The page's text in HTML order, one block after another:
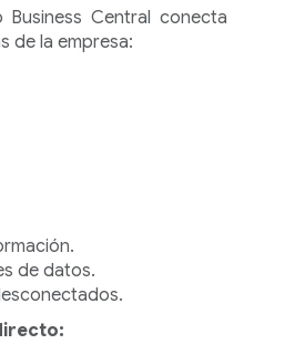
Business Central conecta
de la empresa:
de datos.